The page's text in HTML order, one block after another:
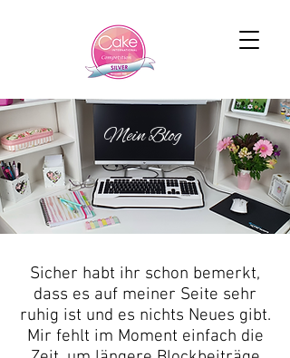
Mein Blog
Sicher habt ihr schon bemerkt,
dass es auf meiner Seite sehr
ruhig ist und es nichts Neues gibt.
Mir fehlt im Moment einfach die